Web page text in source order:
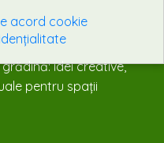
idei creative,
pentru spații
acord cookie